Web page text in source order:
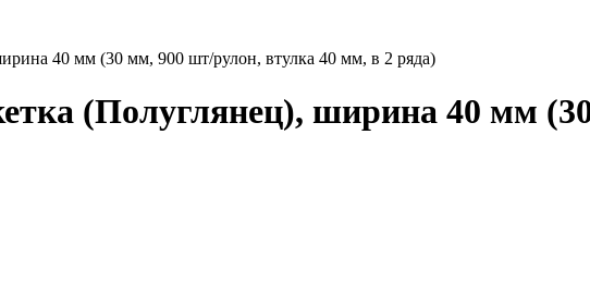
40 мм (30 мм, 900 шт/рулон, втулка 40 мм, в 2 ряда)
(Полуглянец), ширина 40 мм